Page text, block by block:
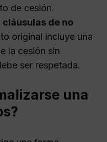
de cesión.
de no
original incluye una
la cesión sin
ser respetada.
una